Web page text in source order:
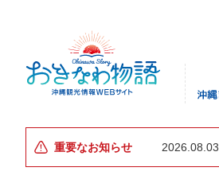
重要なお知らせ 2026.08.03